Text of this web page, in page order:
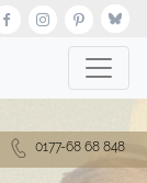
0177-68 68 848